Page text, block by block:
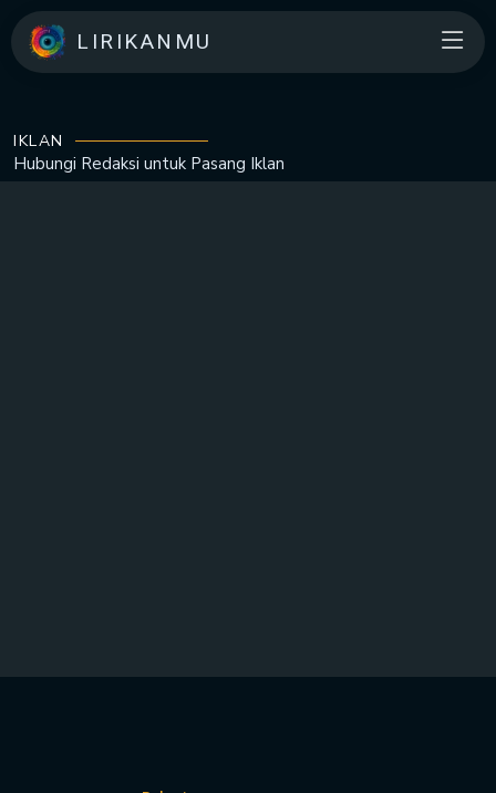
LIRIKANMU
IKLAN
Hubungi Redaksi untuk Pasang Iklan